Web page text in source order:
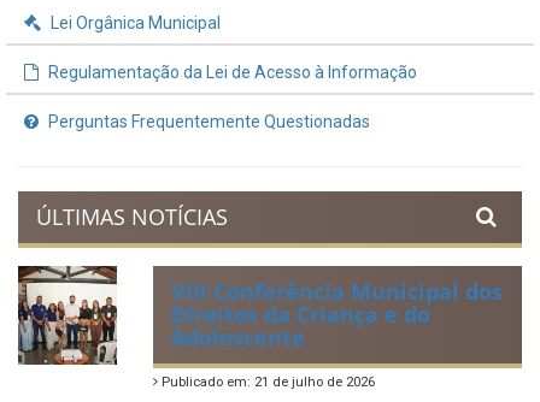
Lei Orgânica Municipal
Regulamentação da Lei de Acesso à Informação
Perguntas Frequentemente Questionadas
ÚLTIMAS NOTÍCIAS
VIII Conferência Municipal dos
Direitos da Criança e do
Adolescente
Publicado em: 21 de julho de 2026